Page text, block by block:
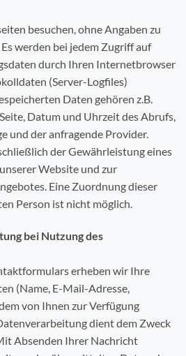
besuchen, ohne Angaben zu
werden bei jedem Zugriff auf
durch Ihren Internetbrowser
(Server-Logfiles)
Daten gehören z.B.
Datum und Uhrzeit des Abrufs,
und der anfragende Provider.
der Gewährleistung eines
Website und zur
Eine Zuordnung dieser
Person ist nicht möglich.
bei Nutzung des
erheben wir Ihre
(Name, E-Mail-Adresse,
von Ihnen zur Verfügung
dient dem Zweck
Absenden Ihrer Nachricht